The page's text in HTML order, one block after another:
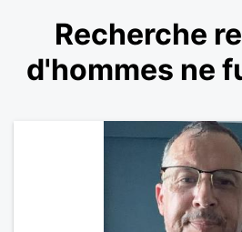
Recherche
d'hommes ne